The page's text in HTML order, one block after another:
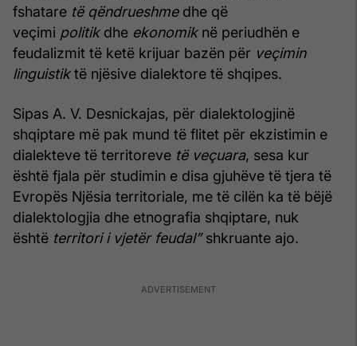
fshatare të qëndrueshme dhe që
veçimi politik dhe ekonomik në periudhën e
feudalizmit të ketë krijuar bazën për veçimin
linguistiktë njësive dialektore të shqipes.
Sipas A. V. Desnickajas, për dialektologjinë
shqiptare më pak mund të flitet për ekzistimin e
dialekteve të territoreve të veçuara, sesa kur
është fjala për studimin e disa gjuhëve të tjera të
Evropës Njësia territoriale, me të cilën ka të bëjë
dialektologjia dhe etnografia shqiptare, nuk
është territori i vjetër feudal”shkruante ajo.